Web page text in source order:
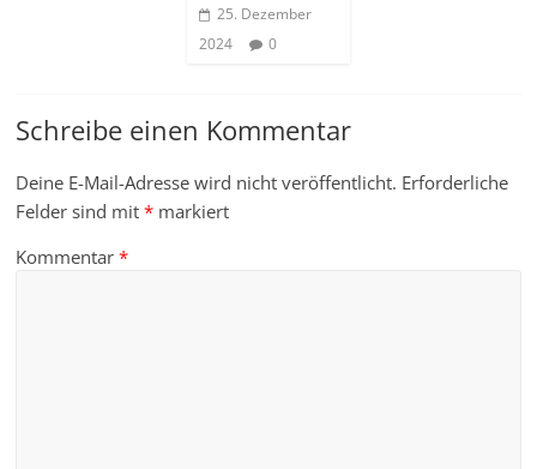
25. Dezember
2024
0
Schreibe einen Kommentar
Deine E-Mail-Adresse wird nicht veröffentlicht. Erforderliche
Felder sind mit* markiert
Kommentar*